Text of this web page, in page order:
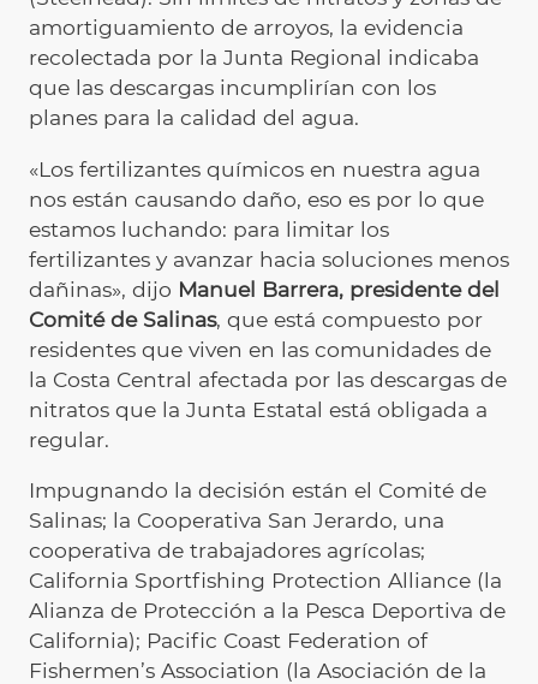
amortiguamiento de arroyos, la evidencia
recolectada por la Junta Regional indicaba
que las descargas incumplirían con los
planes para la calidad del agua.
«Los fertilizantes químicos en nuestra agua
nos están causando daño, eso es por lo que
estamos luchando: para limitar los
fertilizantes y avanzar hacia soluciones menos
dañinas», dijo Manuel Barrera, presidente del
Comité de Salinas, que está compuesto por
residentes que viven en las comunidades de
la Costa Central afectada por las descargas de
nitratos que la Junta Estatal está obligada a
regular.
Impugnando la decisión están el Comité de
Salinas; la Cooperativa San Jerardo, una
cooperativa de trabajadores agrícolas;
California Sportfishing Protection Alliance (la
Alianza de Protección a la Pesca Deportiva de
California); Pacific Coast Federation of
Fishermen’s Association (la Asociación de la